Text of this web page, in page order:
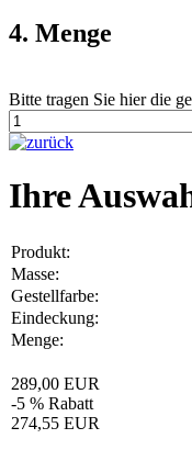
4. Menge
Bitte tragen Sie hier die
Ihre
Produkt:
Masse:
Gestellfarbe:
Eindeckung:
Menge:
289,00 EUR
-5 % Rabatt
274,55 EUR